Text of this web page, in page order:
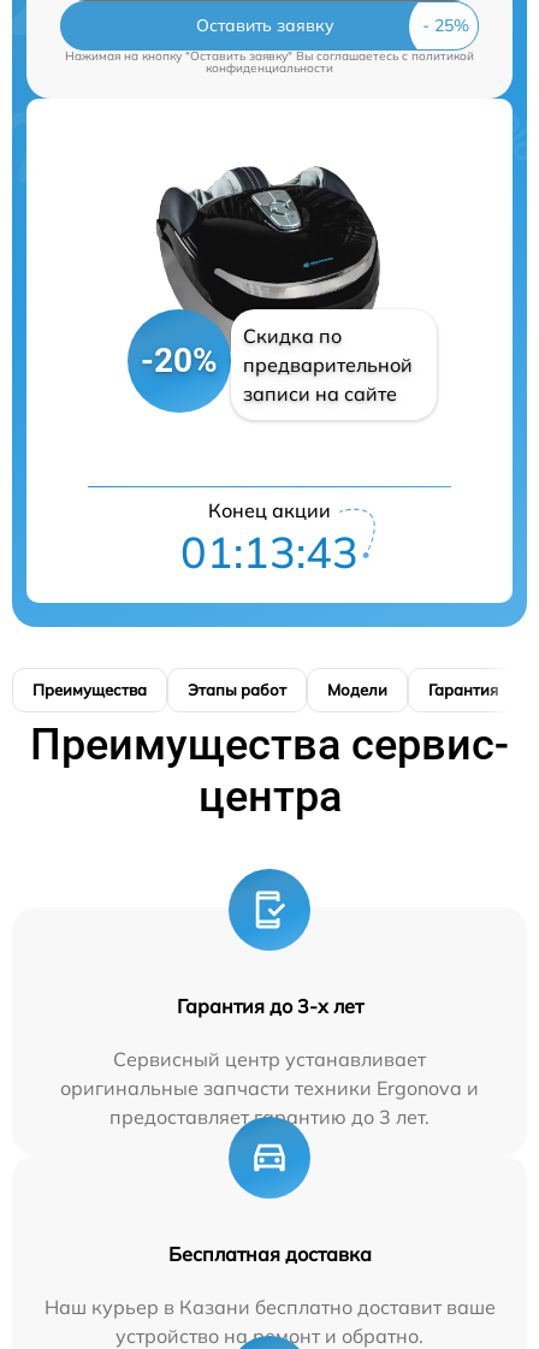
Оставить заявку
Нажимая на кнопку "Оставить заявку" Вы соглашаетесь cполитикой
конфиденциальности
-20%
Скидка по
предварительной
записи на сайте
Конец акции
01:13:42
Преимущества Этапы работ Модели Гарантия
Преимущества сервис-
центра
Гарантия до 3-х лет
Сервисный центр устанавливает
оригинальные запчасти техники Ergonova и
предоставляет гарантию до 3 лет.
Бесплатная доставка
Наш курьер в Казани бесплатно доставит ваше
устройство на ремонт и обратно.